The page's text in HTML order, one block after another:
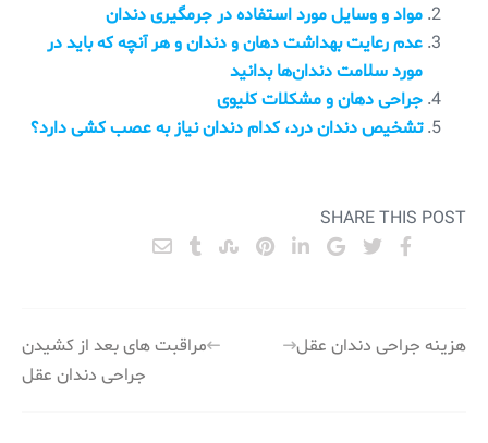
مواد و وسایل مورد استفاده در جرمگیری دندان
عدم رعایت بهداشت دهان و دندان و هر آنچه که باید در
مورد سلامت دندان‌ها بدانید
جراحی دهان و مشکلات کلیوی
تشخیص دندان درد، کدام دندان نیاز به عصب کشی دارد؟
SHARE THIS POST
راهبری
مراقبت های بعد از کشیدن
جراحی دندان عقل
هزینه جراحی دندان عقل